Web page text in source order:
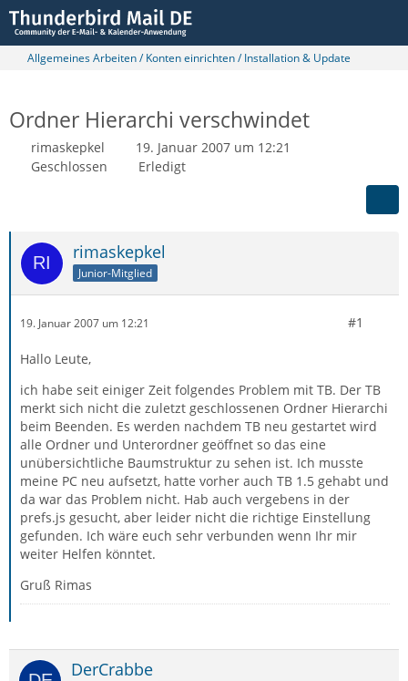
Allgemeines Arbeiten / Konten einrichten / Installation & Update
Ordner Hierarchi verschwindet
rimaskepkel
19. Januar 2007 um 12:21
Geschlossen
Erledigt
rimaskepkel
Junior-Mitglied
19. Januar 2007 um 12:21 #1
Hallo Leute,
ich habe seit einiger Zeit folgendes Problem mit TB. Der TB
merkt sich nicht die zuletzt geschlossenen Ordner Hierarchi
beim Beenden. Es werden nachdem TB neu gestartet wird
alle Ordner und Unterordner geöffnet so das eine
unübersichtliche Baumstruktur zu sehen ist. Ich musste
meine PC neu aufsetzt, hatte vorher auch TB 1.5 gehabt und
da war das Problem nicht. Hab auch vergebens in der
prefs.js gesucht, aber leider nicht die richtige Einstellung
gefunden. Ich wäre euch sehr verbunden wenn Ihr mir
weiter Helfen könntet.
Gruß Rimas
DerCrabbe